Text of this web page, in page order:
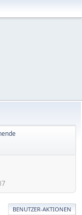
BENUTZER-AKTIONEN